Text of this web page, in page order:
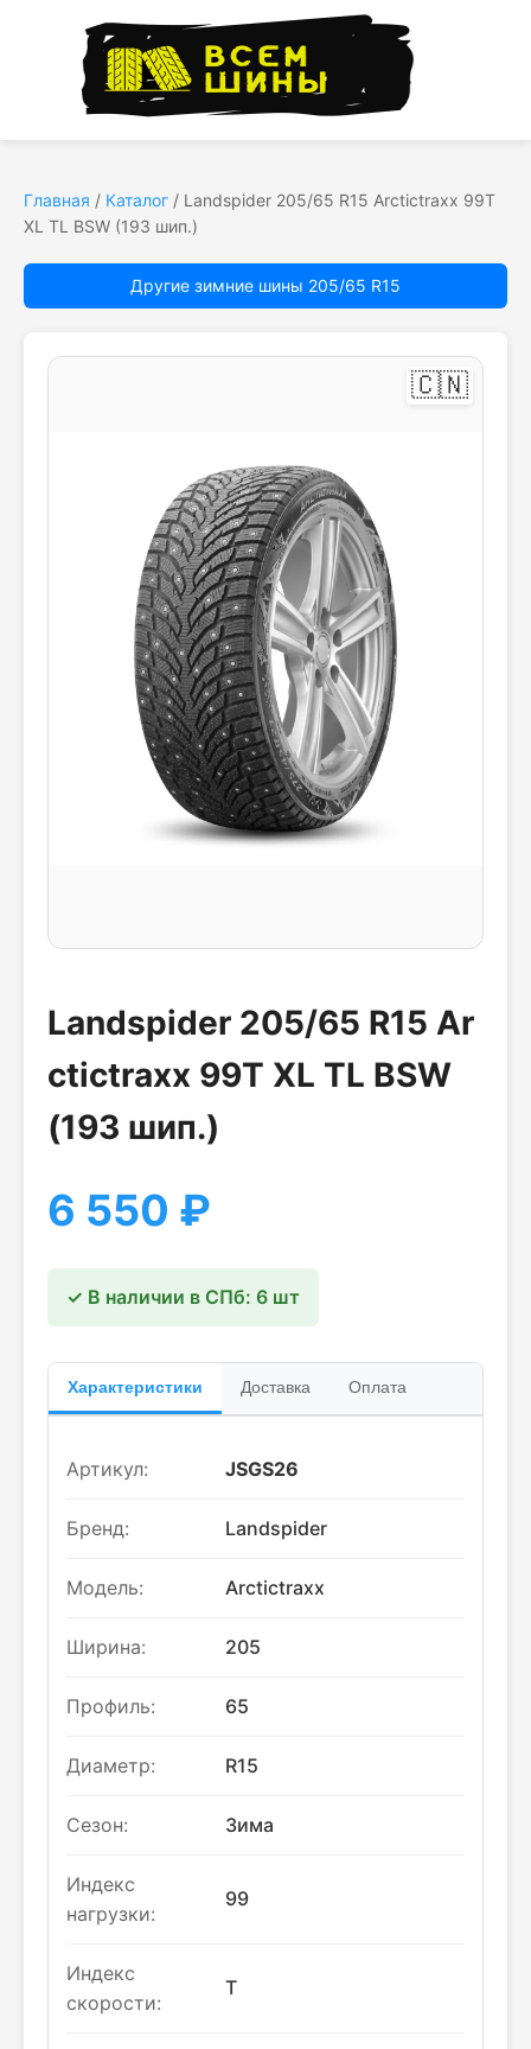
Главная / Каталог / Landspider 205/65 R15 Arctictraxx 99T
XL TL BSW (193 шип.)
Другие зимние шины 205/65 R15
🇨🇳
Landspider 205/65 R15 Ar
ctictraxx 99T XL TL BSW
(193 шип.)
6 550 ₽
✓ В наличии в СПб: 6 шт
Характеристики Доставка Оплата
Артикул: JSGS26
Бренд: Landspider
Модель: Arctictraxx
Ширина: 205
Профиль: 65
Диаметр: R15
Сезон: Зима
Индекс
нагрузки:
99
Индекс
скорости:
T